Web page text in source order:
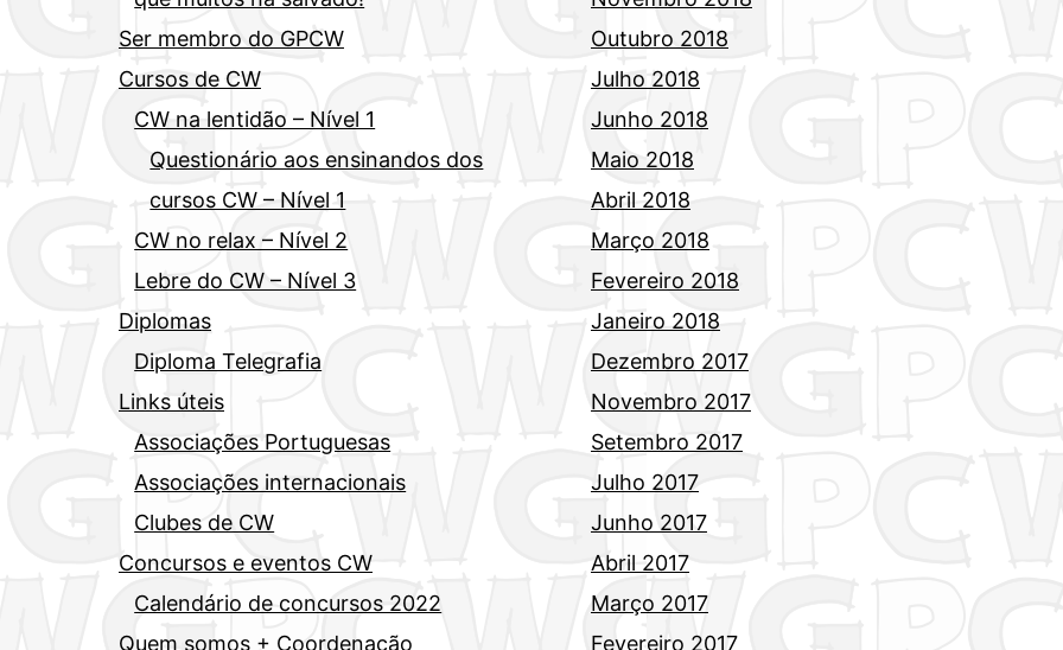
Ser membro do GPCW
Cursos de CW
CW na lentidão – Nível 1
Questionário aos ensinandos dos
cursos CW – Nível 1
CW no relax – Nível 2
Lebre do CW – Nível 3
Diplomas
Diploma Telegrafia
Links úteis
Associações Portuguesas
Associações internacionais
Clubes de CW
Concursos e eventos CW
Calendário de concursos 2022
Quem somos + Coordenação
Outubro 2018
Julho 2018
Junho 2018
Maio 2018
Abril 2018
Março 2018
Fevereiro 2018
Janeiro 2018
Dezembro 2017
Novembro 2017
Setembro 2017
Julho 2017
Junho 2017
Abril 2017
Março 2017
Fevereiro 2017